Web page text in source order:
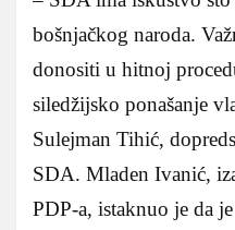
bošnjačkog naroda.
donositi u hitnoj
siledžijsko ponašanje
Sulejman Tihić,
SDA. Mladen Ivanić,
PDP-a, istaknuo je da